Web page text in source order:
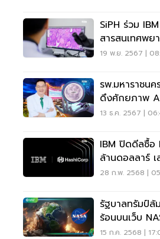
SiPH ร่วม
สารสนเทศพ
ขั้นสูง-AI
19 พ.ย. 2567 |
รพ.มหาราชนค
ดึงศักยภาพ AI ยกระดับบริการ
ทางการแพทย์
13 ธ.ค. 2567 |
IBM ปิดดีลซื้อ
ล้านดอลลาร์
วด์-AI
28 ก.พ. 2568 |
รัฐบาลทรัมป์ล้
ร้อนบนเว็บ
ข้อมูล
15 ก.ค. 2568 |